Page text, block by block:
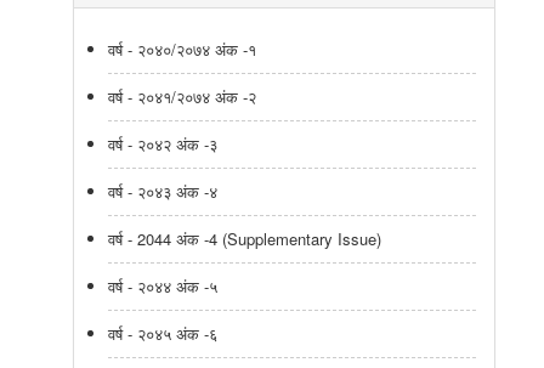
Tibetan Manuscripts Catalogue
Catalogue of Tibetan Texts
Catalogue of Tibetan Texts
वास्तुशास्त्रीय ग्रन्थहरुको संक्षिप्त अध्ययन
शिवधर्मोत्तर(शिवधर्म पुराण द्धितीयखण्ड)
ऐतिहासिक कुण्डली
वर्ष - २०४०/२०७४ अंक -१
वर्ष - २०४१/२०७४ अंक -२
वर्ष - २०४२ अंक -३
वर्ष - २०४३ अंक -४
वर्ष - 2044 अंक -4 (Supplementary Issue)
वर्ष - २०४४ अंक -५
वर्ष - २०४५ अंक -६